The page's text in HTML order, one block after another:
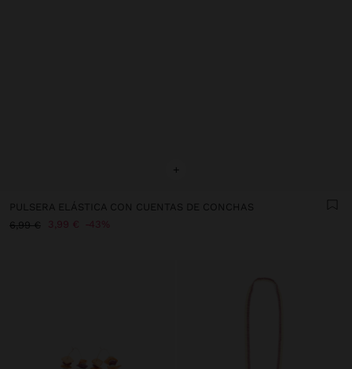
+
PULSERA ELÁSTICA CON CUENTAS DE CONCHAS
6,99 €
3,99 € 43%